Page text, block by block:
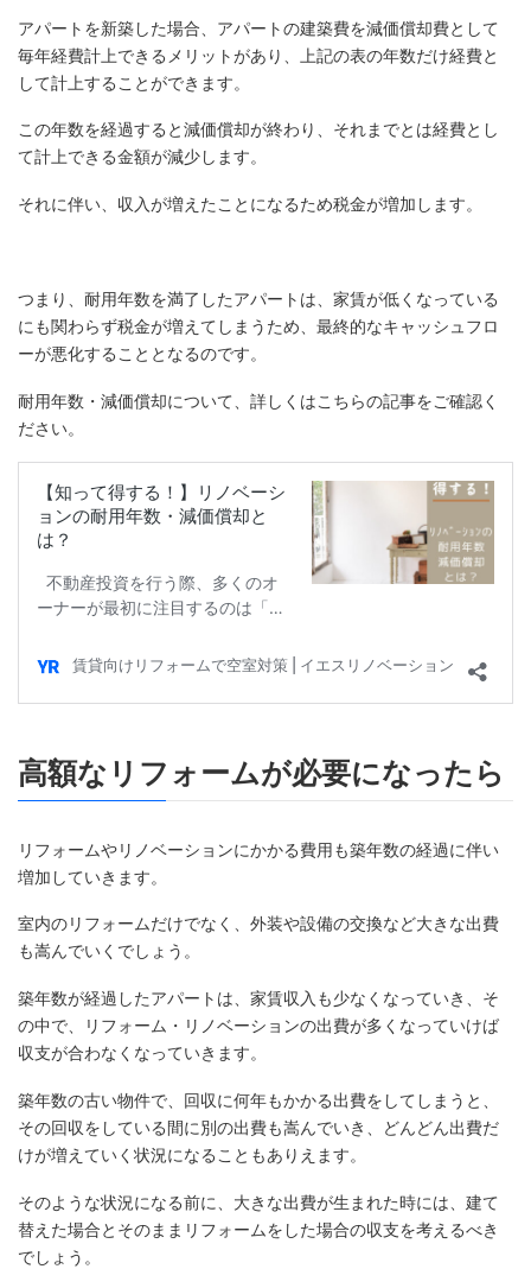
アパートを新築した場合、アパートの建築費を減価償却費として
毎年経費計上できるメリットがあり、上記の表の年数だけ経費と
して計上することができます。
この年数を経過すると減価償却が終わり、それまでとは経費とし
て計上できる金額が減少します。
それに伴い、収入が増えたことになるため税金が増加します。
つまり、耐用年数を満了したアパートは、家賃が低くなっている
にも関わらず税金が増えてしまうため、最終的なキャッシュフロ
ーが悪化することとなるのです。
耐用年数・減価償却について、詳しくはこちらの記事をご確認く
ださい。
高額なリフォームが必要になったら
リフォームやリノベーションにかかる費用も築年数の経過に伴い
増加していきます。
室内のリフォームだけでなく、外装や設備の交換など大きな出費
も嵩んでいくでしょう。
築年数が経過したアパートは、家賃収入も少なくなっていき、そ
の中で、リフォーム・リノベーションの出費が多くなっていけば
収支が合わなくなっていきます。
築年数の古い物件で、回収に何年もかかる出費をしてしまうと、
その回収をしている間に別の出費も嵩んでいき、どんどん出費だ
けが増えていく状況になることもありえます。
そのような状況になる前に、大きな出費が生まれた時には、建て
替えた場合とそのままリフォームをした場合の収支を考えるべき
でしょう。